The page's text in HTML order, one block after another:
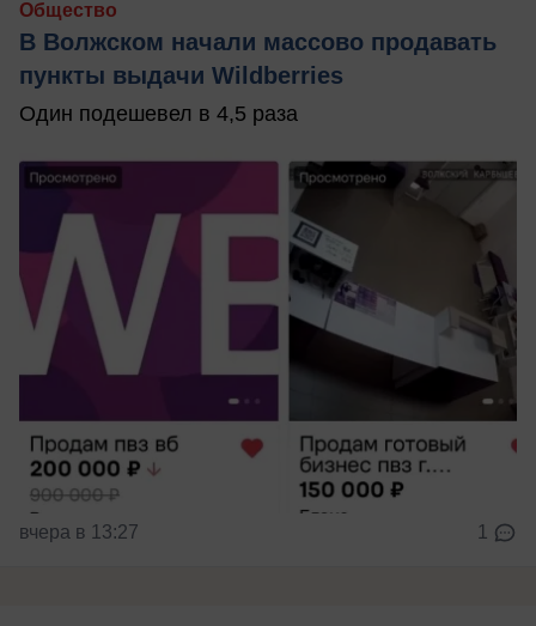
Общество
В Волжском начали массово продавать
пункты выдачи Wildberries
Один подешевел в 4,5 раза
вчера в 13:27 1